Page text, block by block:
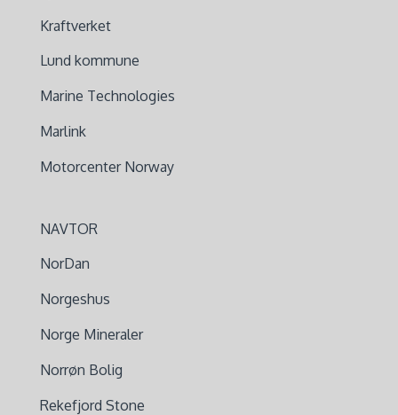
Kraftverket
Lund kommune
Marine Technologies
Marlink
Motorcenter Norway
NAVTOR
NorDan
Norgeshus
Norge Mineraler
Norrøn Bolig
Rekefjord Stone